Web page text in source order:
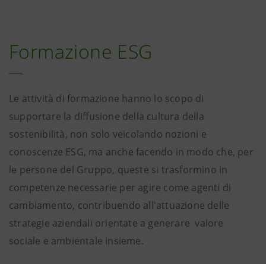
Formazione ESG
Le attività di formazione hanno lo scopo di
supportare la diffusione della cultura della
sostenibilità, non solo veicolando nozioni e
conoscenze ESG, ma anche facendo in modo che, per
le persone del Gruppo, queste si trasformino in
competenze necessarie per agire come agenti di
cambiamento, contribuendo all'attuazione delle
strategie aziendali orientate a generare valore
sociale e ambientale insieme.